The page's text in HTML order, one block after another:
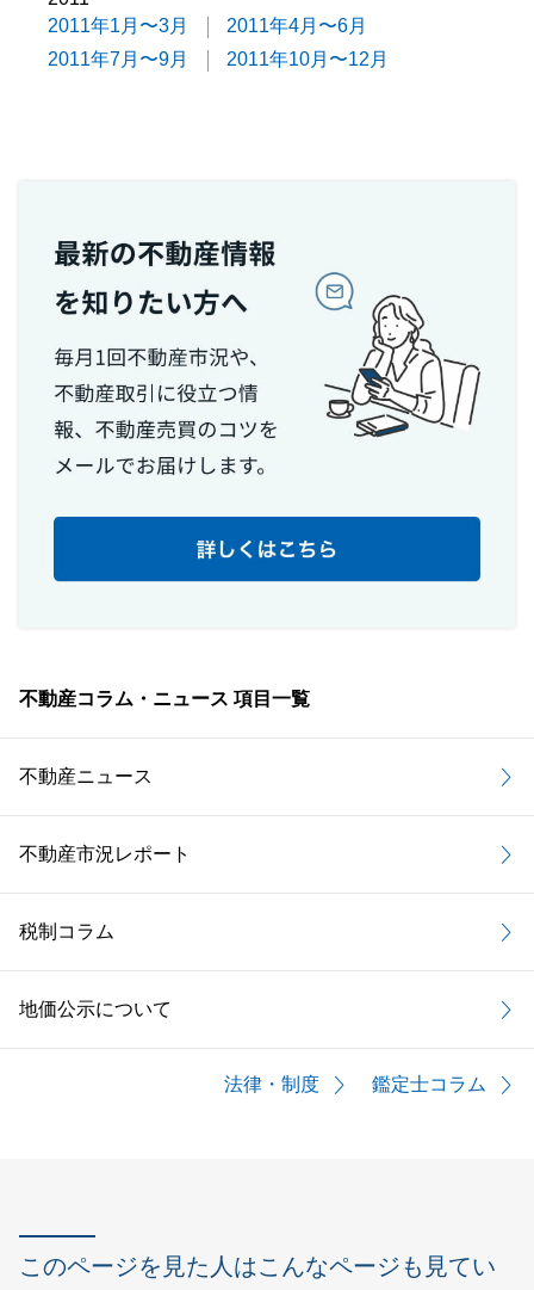
2011年1月〜3月
2011年4月〜6月
2011年7月〜9月
2011年10月〜12月
不動産コラム・ニュース 項目一覧
不動産ニュース
不動産市況レポート
税制コラム
地価公示について
法律・制度 鑑定士コラム
このページを見た人はこんなページも見てい